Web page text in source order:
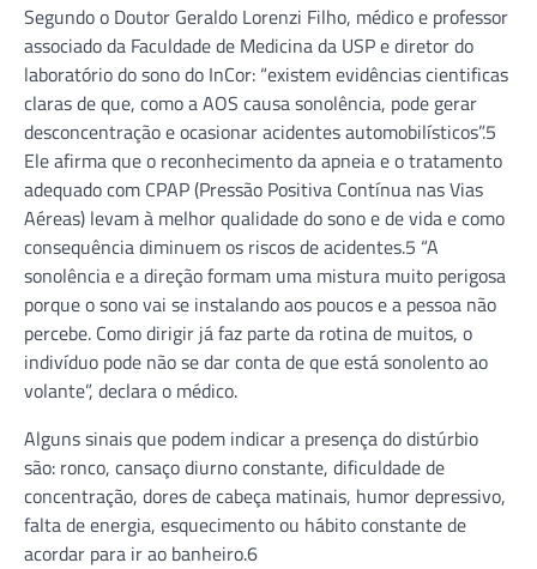
Segundo o Doutor Geraldo Lorenzi Filho, médico e professor
associado da Faculdade de Medicina da USP e diretor do
laboratório do sono do InCor: “existem evidências cientificas
claras de que, como a AOS causa sonolência, pode gerar
desconcentração e ocasionar acidentes automobilísticos”.5
Ele afirma que o reconhecimento da apneia e o tratamento
adequado com CPAP (Pressão Positiva Contínua nas Vias
Aéreas) levam à melhor qualidade do sono e de vida e como
consequência diminuem os riscos de acidentes.5 “A
sonolência e a direção formam uma mistura muito perigosa
porque o sono vai se instalando aos poucos e a pessoa não
percebe. Como dirigir já faz parte da rotina de muitos, o
indivíduo pode não se dar conta de que está sonolento ao
volante”, declara o médico.
Alguns sinais que podem indicar a presença do distúrbio
são: ronco, cansaço diurno constante, dificuldade de
concentração, dores de cabeça matinais, humor depressivo,
falta de energia, esquecimento ou hábito constante de
acordar para ir ao banheiro.6